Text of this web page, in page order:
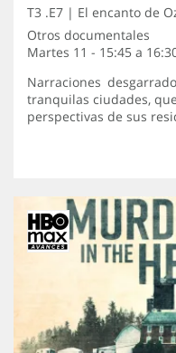
T3 .E7 | El encanto de
Otros documentales
Martes 11 - 15:45 a
Narraciones
tranquilas ciudades,
perspectivas de sus